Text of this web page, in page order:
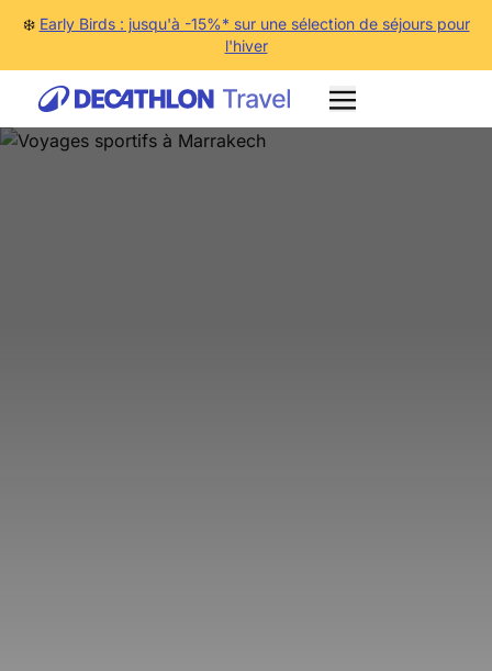
❄️ Early Birds : jusqu'à -15%* sur une sélection de séjours pour
l'hiver